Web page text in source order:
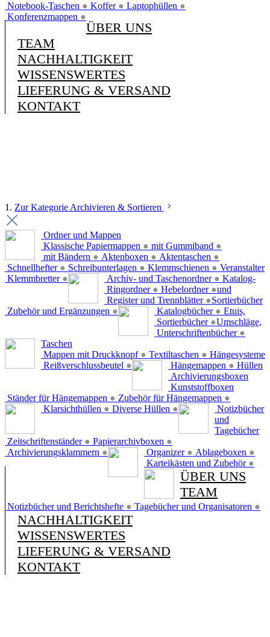
Notebook-Taschen ● Koffer ● Laptophüllen ●
Konferenzmappen ●
ÜBER UNS
TEAM
NACHHALTIGKEIT
WISSENSWERTES
LIEFERUNG & VERSAND
KONTAKT
1. Zur Kategorie Archivieren & Sortieren
Ordner und Mappen
Klassische Papiermappen ● mit Gummiband ●
mit Bändern ● Aktenboxen ● Aktentaschen ●
Schnellhefter ● Schreibunterlagen ● Klemmschienen ●
Klemmbretter ●
Veranstalter
Archiv- und Taschenordner ●
Ringordner ● Hebelordner ●
Register und Trennblätter ●
Zubehör und Ergänzungen ●
Katalog-
und
Sortierbücher
Katalogbücher ●
Sortierbücher ●
Unterschriftenbücher ●
Etuis,
Umschläge,
Taschen
Mappen mit Druckknopf ● Textiltaschen ●
Reißverschlussbeutel ●
Hängesysteme
Hängemappen ●
Ständer für Hängemappen ● Zubehör für Hängemappen ●
Hüllen
Klarsichthüllen ● Diverse Hüllen ●
Archivierungsboxen
Zeitschriftenständer ● Papierarchivboxen ●
Archivierungsklammern ●
Kunststoffboxen
Organizer ● Ablageboxen ●
Karteikästen und Zubehör ●
Notizbücher
und
Tagebücher
Notizbücher und Berichtshefte ● Tagebücher und Organisatoren ●
ÜBER UNS
TEAM
NACHHALTIGKEIT
WISSENSWERTES
LIEFERUNG & VERSAND
KONTAKT